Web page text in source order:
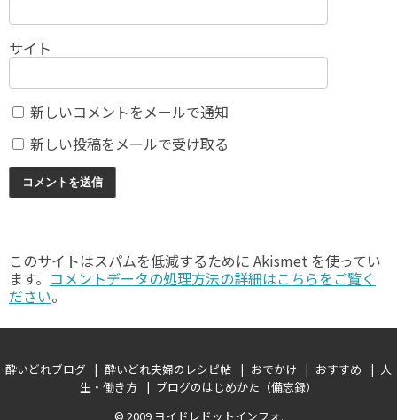
サイト
新しいコメントをメールで通知
新しい投稿をメールで受け取る
このサイトはスパムを低減するために Akismet を使ってい
ます。 コメントデータの処理方法の詳細はこちらをご覧く
ださい。
酔いどれブログ 酔いどれ夫婦のレシピ帖 おでかけ おすすめ
人
生・働き方
ブログのはじめかた（備忘録）
© 2009 ヨイドレドットインフォ.